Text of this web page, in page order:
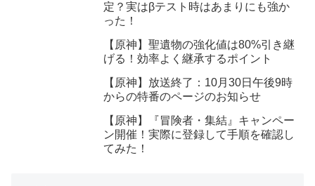
定？実はβテスト時はあまりにも強か
った！
【原神】聖遺物の強化値は80%引き継
げる！効率よく継承するポイント
【原神】放送終了：10月30日午後9時
からの特番のページのお知らせ
【原神】『冒険者・集結』キャンペー
ン開催！実際に登録して手順を確認し
てみた！